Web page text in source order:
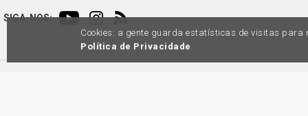
SIGA-NOS:
Cookies: a gente guarda estatísticas de visitas para
Política de Privacidade